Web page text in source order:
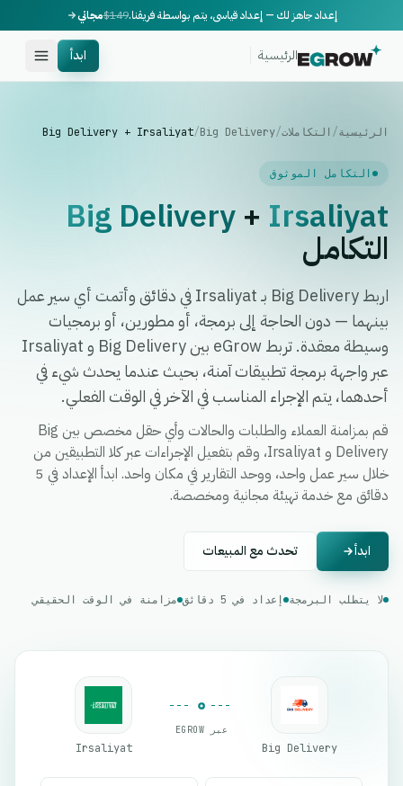
إعداد جاهز لك — إعداد قياسي، يتم بواسطة فريقنا.$149مجاني
الرئيسية ابدأ
الرئيسية/ التكاملات/
Big Delivery
/
Big Delivery + Irsaliyat
التكامل الموثوق
Big Delivery+ Irsaliyat
التكامل
اربط Big Delivery بـ Irsaliyat في دقائق وأتمت أي سير عمل
بينهما — دون الحاجة إلى برمجة، أو مطورين، أو برمجيات
وسيطة معقدة. تربط eGrow بين Big Delivery و Irsaliyat
عبر واجهة برمجة تطبيقات آمنة، بحيث عندما يحدث شيء في
أحدهما، يتم الإجراء المناسب في الآخر في الوقت الفعلي.
قم بمزامنة العملاء والطلبات والحالات وأي حقل مخصص بين Big
Delivery و Irsaliyat، وقم بتفعيل الإجراءات عبر كلا التطبيقين من
خلال سير عمل واحد، ووحد التقارير في مكان واحد. ابدأ الإعداد في 5
دقائق مع خدمة تهيئة مجانية ومخصصة.
ابدأ تحدث مع المبيعات
لا يتطلب البرمجة إعداد في 5 دقائق مزامنة في الوقت الحقيقي
Big Delivery
عبر EGROW
Irsaliyat